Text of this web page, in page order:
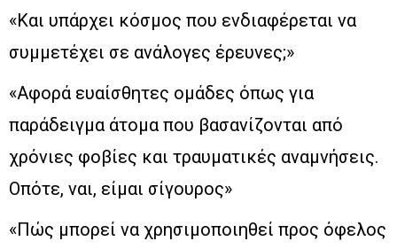
«Και υπάρχει κόσμος που ενδιαφέρεται να
συμμετέχει σε ανάλογες έρευνες;»
«Αφορά ευαίσθητες ομάδες όπως για
παράδειγμα άτομα που βασανίζονται από
χρόνιες φοβίες και τραυματικές αναμνήσεις.
Οπότε, ναι, είμαι σίγουρος»
«Πώς μπορεί να χρησιμοποιηθεί προς όφελος